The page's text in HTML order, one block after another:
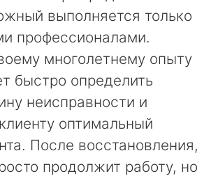
выполняется только
профессионалами.
многолетнему опыту
быстро определить
неисправности и
оптимальный
После восстановления,
продолжит работу, но